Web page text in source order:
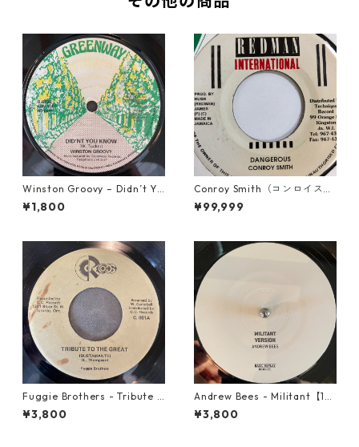
Winston Groovy – Didn’t Yo
u Know【7-21811】
¥1,800
Conroy Smith（コンロイスミ
ス） - Dangerous【7'】
¥99,999
Fuggie Brothers - Tribute T
o The Great【7-21765】
¥3,800
Andrew Bees ‎- Militant【12-
50066】
¥3,800